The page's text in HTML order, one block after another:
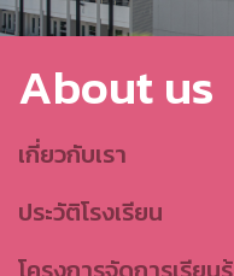
About us
เกี่ยวกับเรา
ประวัติโรงเรียน